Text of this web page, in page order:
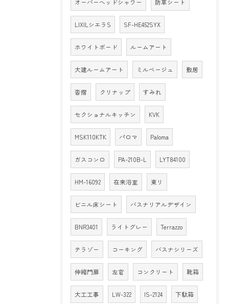
オーバーヘッドシャワー 防草シート
LIXILシエラS SF-HE452SYX
ホワイトボード ルームアート
大建ルームアート ミルベージュ 敷居
沓摺 クリナップ すみれ
セクショナルキッチン KVK
MSK110KTK パロマ Paloma
ガスコンロ PA-210B-L LYT84100
HM-16092 在来浴室 東リ
ビニル床シート バスナリアルデザイン
BNR3401 ライトグレー Terrazzo
テラゾー コーキング バスナシリーズ
伸縮門扉 左官 コンクリート 靴箱
大工工事 LW-322 IS-2124 下駄箱